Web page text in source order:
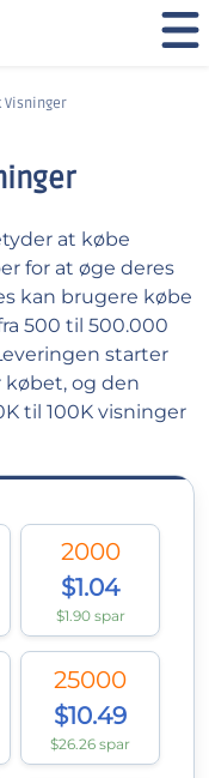
Visninger
at købe
for at øge deres
kan brugere købe
500 til 500.000
starter
købet, og den
til 100K visninger
2000
$1.04
$1.90 spar
25000
$10.49
$26.26 spar